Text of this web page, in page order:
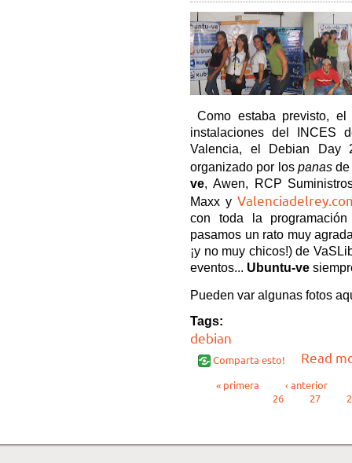
Como estaba previsto,
instalaciones del INCES
Valencia, el Debian Day
organizado por los panas
ve, Awen, RCP
Maxx y
con toda la
pasamos un rato muy
¡y no muy chicos!) de
eventos... Ubuntu-ve
Pueden var algunas fotos
Tags:
debian
Comparta esto! Read
Páginas
« primera
‹ anterior
26
27